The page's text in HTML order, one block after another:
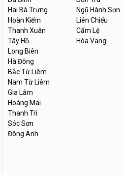
Hai Bà Trưng
Hoàn Kiếm
Thanh Xuân
Tây Hồ
Long Biên
Hà Đông
Bắc Từ Liêm
Nam Từ Liêm
Gia Lâm
Hoàng Mai
Thanh Trì
Sóc Sơn
Đông Anh
Ngũ Hành Sơn
Liên Chiểu
Cẩm Lệ
Hòa Vang